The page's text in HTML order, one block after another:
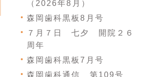
（2026年8月）
森岡歯科黒板8月号
７月７日 七夕 開院２６
周年
森岡歯科黒板7月号
森岡歯科通信 第109号